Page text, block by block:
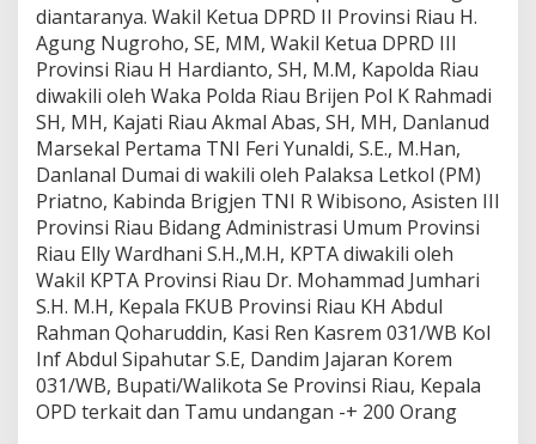
diantaranya. Wakil Ketua DPRD II Provinsi Riau H.
Agung Nugroho, SE, MM, Wakil Ketua DPRD III
Provinsi Riau H Hardianto, SH, M.M, Kapolda Riau
diwakili oleh Waka Polda Riau Brijen Pol K Rahmadi
SH, MH, Kajati Riau Akmal Abas, SH, MH, Danlanud
Marsekal Pertama TNI Feri Yunaldi, S.E., M.Han,
Danlanal Dumai di wakili oleh Palaksa Letkol (PM)
Priatno, Kabinda Brigjen TNI R Wibisono, Asisten III
Provinsi Riau Bidang Administrasi Umum Provinsi
Riau Elly Wardhani S.H.,M.H, KPTA diwakili oleh
Wakil KPTA Provinsi Riau Dr. Mohammad Jumhari
S.H. M.H, Kepala FKUB Provinsi Riau KH Abdul
Rahman Qoharuddin, Kasi Ren Kasrem 031/WB Kol
Inf Abdul Sipahutar S.E, Dandim Jajaran Korem
031/WB, Bupati/Walikota Se Provinsi Riau, Kepala
OPD terkait dan Tamu undangan -+ 200 Orang